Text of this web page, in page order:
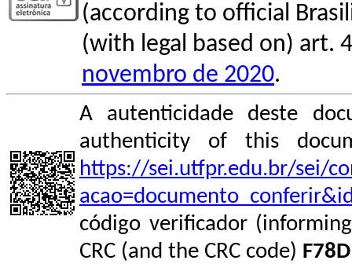
(according to official
(with legal based on) art.
novembro de 2020.
A autenticidade deste
authenticity of this
https://sei.utfpr.edu.br/sei/
código verificador
CRC (and the CRC code)